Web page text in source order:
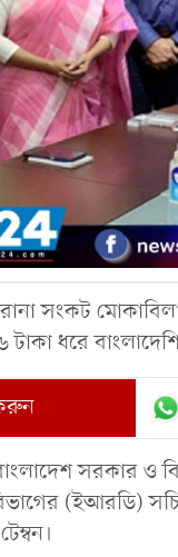
সংকট
ধরে
সরকার ও
(ইআরডি)